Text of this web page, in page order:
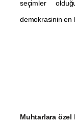
seçimler
demokrasinin en
Muhtarlara özel